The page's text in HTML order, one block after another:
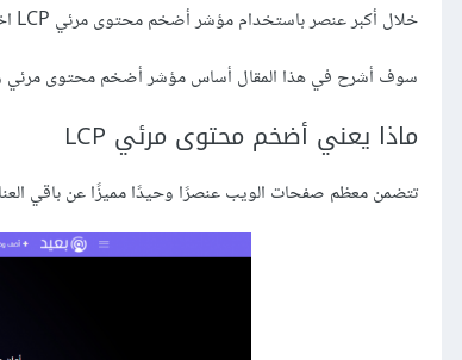
خلال أكبر عنصر باستخدام مؤشر أضخم محتوى مرئي LCP اختصار للعبارة Largest Contentful Paint.
سوف أشرح في هذا المقال أساس مؤشر أضخم محتوى مرئي
ماذا يعني أضخم محتوى مرئي LCP
تتضمن معظم صفحات الويب عنصرًا وحيدًا مميزًا عن باقي